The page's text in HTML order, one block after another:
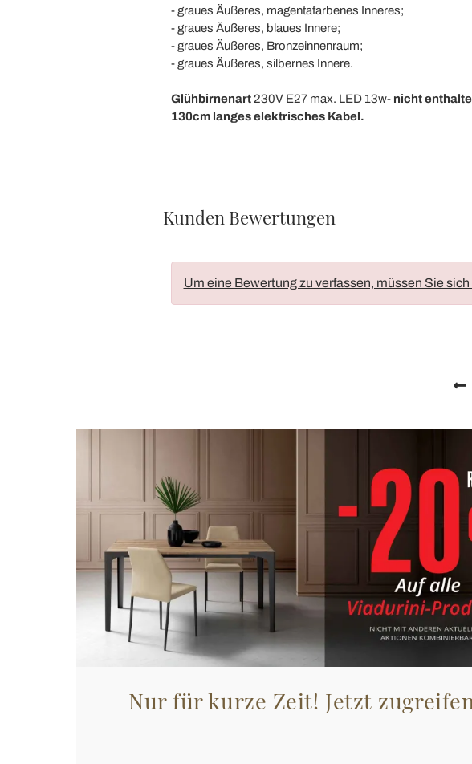
- graues Äußeres, magentafarbenes Inneres;
- graues Äußeres, blaues Innere;
- graues Äußeres, Bronzeinnenraum;
- graues Äußeres, silbernes Innere.
Glühbirnenart230V E27 max. LED 13w- nicht
130cm langes elektrisches Kabel.
Kunden Bewertungen
Um eine Bewertung zu verfassen, müssen Sie
Nur für kurze Zeit! Jetzt